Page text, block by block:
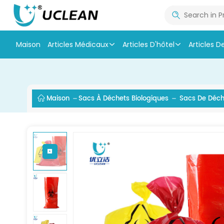
Maison Articles Médicaux Articles D'hôtel Articles
Maison Sacs À Déchets Biologiques Sacs De